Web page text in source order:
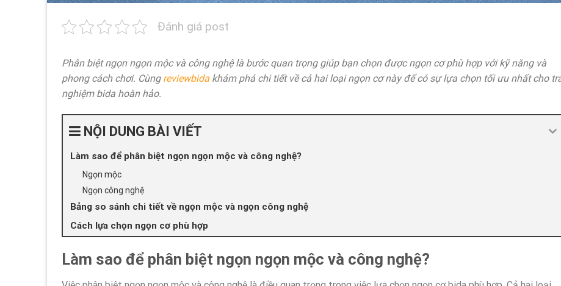
Đánh giá post
Phân biệt ngọn ngọn mộc và công nghệ là bước quan trọng giúp bạn chọn được ngọn cơ phù hợp với kỹ năng và
phong cách chơi. Cùng reviewbida khám phá chi tiết về cả hai loại ngọn cơ này để có sự lựa chọn tối ưu nhất cho
nghiệm bida hoàn hảo.
NỘI DUNG BÀI VIẾT
Làm sao để phân biệt ngọn ngọn mộc và công nghệ?
Ngọn mộc
Ngọn công nghệ
Bảng so sánh chi tiết về ngọn mộc và ngọn công nghệ
Cách lựa chọn ngọn cơ phù hợp
Làm sao để phân biệt ngọn ngọn mộc và công nghệ?